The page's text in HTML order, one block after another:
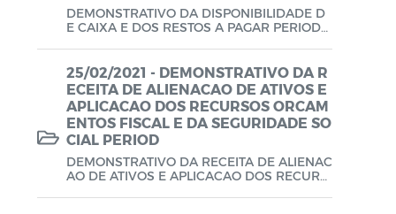
DEMONSTRATIVO DA DISPONIBILIDADE D
E CAIXA E DOS RESTOS A PAGAR PERIODO
25/02/2021 - DEMONSTRATIVO DA R
ECEITA DE ALIENACAO DE ATIVOS E
APLICACAO DOS RECURSOS ORCAM
ENTOS FISCAL E DA SEGURIDADE SO
CIAL PERIOD
DEMONSTRATIVO DA RECEITA DE ALIENAC
AO DE ATIVOS E APLICACAO DOS RECURS